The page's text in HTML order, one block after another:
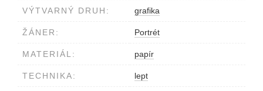
VÝTVARNÝ DRUH: grafika
ŽÁNER: Portrét
MATERIÁL: papír
TECHNIKA: lept